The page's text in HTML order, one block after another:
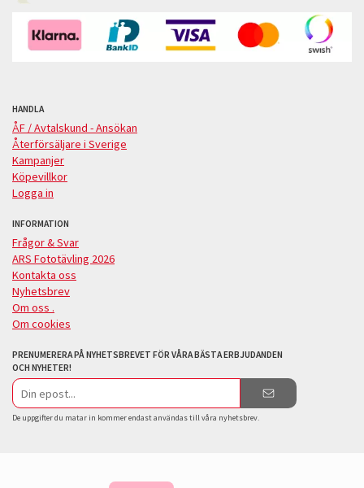
HANDLA
ÅF / Avtalskund - Ansökan
Återförsäljare i Sverige
Kampanjer
Köpevillkor
Logga in
INFORMATION
Frågor & Svar
ARS Fototävling 2026
Kontakta oss
Nyhetsbrev
Om oss .
Om cookies
PRENUMERERA PÅ NYHETSBREVET FÖR VÅRA BÄSTA ERBJUDANDEN
OCH NYHETER!
E-
postadress
De uppgifter du matar in kommer endast användas till våra nyhetsbrev.